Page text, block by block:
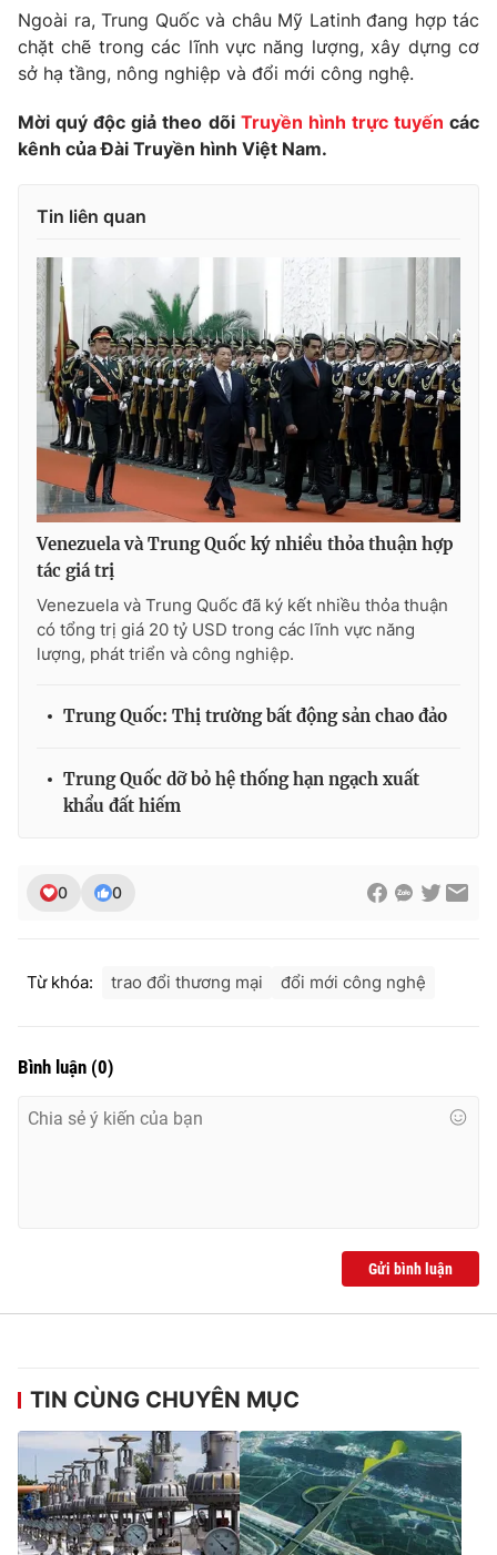
Giải sao mai
Làm đẹp
Chất lượng cuộc sống
Tuyển sinh
Học trực tuyến
Công nghệ
Sản phẩm
Tư vấn
Giao lưu trực tuyến
Chuyên mục khác
Emagazine Podcast
Photo Infographic
Video Shorts video
VTV Money VTV Thể thao
VTV Sức khoẻ Bất động sản
Thị trường 24h Tấm lòng Việt
Liên hệ tòa soạn
Nguyễn Thị Mỹ Hạnh, Phạm Quốc Thắng,
Liên hệ quảng cáo:024-7300.7108
Ngoài ra, Trung Quốc và châu Mỹ Latinh đang hợp tác
chặt chẽ trong các lĩnh vực năng lượng, xây dựng cơ
sở hạ tầng, nông nghiệp và đổi mới công nghệ.
Mời quý độc giả theo dõi Truyền hình trực tuyến các
kênh của Đài Truyền hình Việt Nam.
Tin liên quan
Venezuela và Trung Quốc ký nhiều thỏa thuận hợp
tác giá trị
Venezuela và Trung Quốc đã ký kết nhiều thỏa thuận
có tổng trị giá 20 tỷ USD trong các lĩnh vực năng
lượng, phát triển và công nghiệp.
Trung Quốc: Thị trường bất động sản chao đảo
Trung Quốc dỡ bỏ hệ thống hạn ngạch xuất
khẩu đất hiếm
0 0
Từ khóa: trao đổi thương mại đổi mới công nghệ
Bình luận (0)
Gửi bình luận
TIN CÙNG CHUYÊN MỤC